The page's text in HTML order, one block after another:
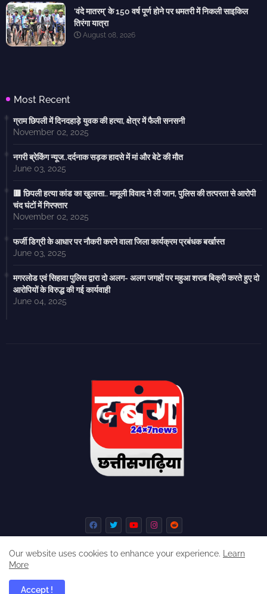
‘वंदे मातरम्’ के 150 वर्ष पूर्ण होने पर धमतरी में निकली साइकिल
तिरंगा यात्रा
August 08, 2026
Most Recent
ग्राम छिपली में दिनदहाड़े युवक की हत्या, क्षेत्र में फैली सनसनी
November 02, 2025
नगरी ब्रेकिंग न्यूज..दर्दनाक सड़क हादसे में मां और बेटे की मौत
June 03, 2025
🟥 छिपली हत्या कांड का खुलासा.. मामूली विवाद ने ली जान, पुलिस की तत्परता से आरोपी
चंद घंटों में गिरफ्तार
November 02, 2025
फर्जी डिग्री के आधार पर नौकरी करने वाला जिला कार्यक्रम प्रबंधक बर्खास्त
June 03, 2025
मगरलोड एवं सिहावा पुलिस द्वारा दो अलग- अलग जगहों पर महुआ शराब बिक्री करते हुए दो
आरोपियों के विरुद्ध की गई कार्यवाही
June 04, 2025
Our website uses cookies to enhance your experience.
Learn
More
Accept !